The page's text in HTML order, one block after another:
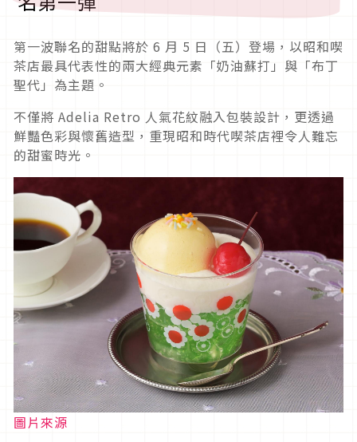
第一波聯名的甜點將於 6 月 5 日（五）登場，以昭和喫
茶店最具代表性的兩大經典元素「奶油蘇打」與「布丁
聖代」為主題。
不僅將 Adelia Retro 人氣花紋融入包裝設計，更透過
鮮豔色彩與懷舊造型，重現昭和時代喫茶店裡令人難忘
的甜蜜時光。
圖片來源